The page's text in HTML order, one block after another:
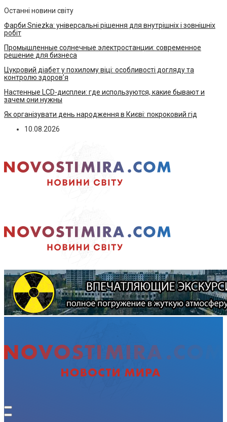
Останні новини світу
Фарби Sniezka: універсальні рішення для внутрішніх і зовнішніх
робіт
Промышленные солнечные электростанции: современное
решение для бизнеса
Цукровий діабет у похилому віці: особливості догляду та
контролю здоров’я
Настенные LCD-дисплеи: где используются, какие бывают и
зачем они нужны
Як організувати день народження в Києві: покроковий гід
10.08.2026